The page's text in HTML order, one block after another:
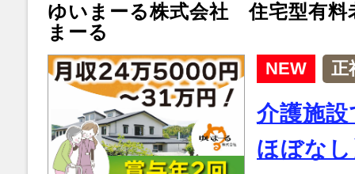
ゆいまーる株式会社 住宅型有料
まーる
NEW 正
介護施
ほぼな